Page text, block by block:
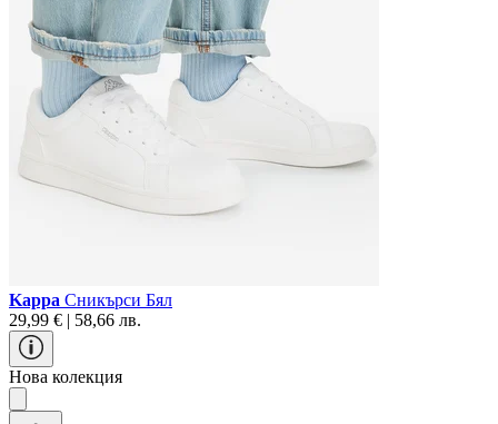
Kappa Сникърси Бял
29,99 € | 58,66 лв.
Нова колекция